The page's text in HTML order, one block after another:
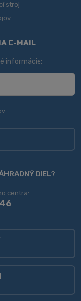
stroj
E-MAIL
informácie:
DIEL?
centra: